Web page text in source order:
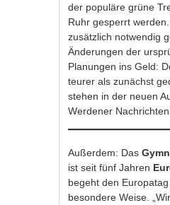
der populäre grüne
Ruhr gesperrt
zusätzlich notwendig
Änderungen der
Planungen ins Geld:
teurer als zunächst
stehen in der neuen
Werdener
Außerdem: Das
ist seit fünf Jahren
begeht den
besondere Weise.